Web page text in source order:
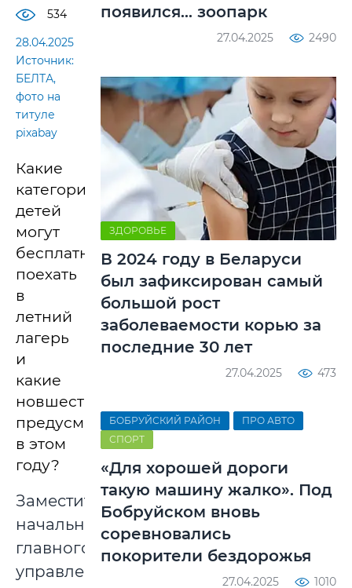
534
28.04.2025
Источник:
БЕЛТА,
фото на
титуле
pixabay
Какие
категории
детей
могут
бесплатно
поехать
в
летний
лагерь
и
какие
новшества
предусмотрены
в этом
году?
Заместитель
начальника
главного
управления
появился... зоопарк
27.04.2025 2490
ЗДОРОВЬЕ
В 2024 году в Беларуси
был зафиксирован самый
большой рост
заболеваемости корью за
последние 30 лет
27.04.2025 473
БОБРУЙСКИЙ РАЙОН
ПРО АВТО
СПОРТ
«Для хорошей дороги
такую машину жалко». Под
Бобруйском вновь
соревновались
покорители бездорожья
27.04.2025 1010